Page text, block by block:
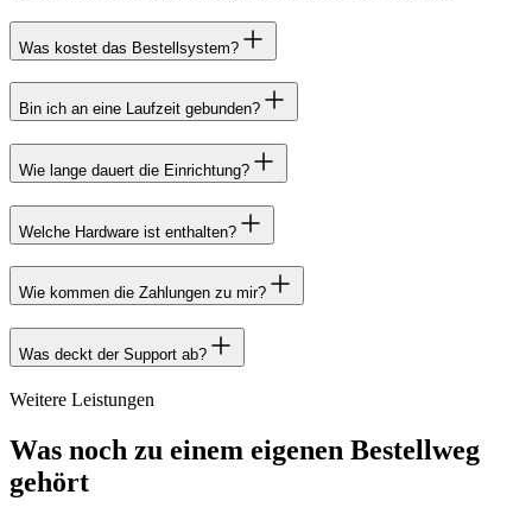
Was kostet das Bestellsystem?
Bin ich an eine Laufzeit gebunden?
Wie lange dauert die Einrichtung?
Welche Hardware ist enthalten?
Wie kommen die Zahlungen zu mir?
Was deckt der Support ab?
Weitere Leistungen
Was noch zu einem eigenen Bestellweg
gehört